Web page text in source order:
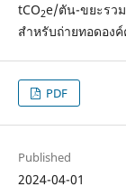
tCO2e/ตัน-ขยะรว
สำหรับถ่ายทอดอง
PDF
Published
2024-04-01